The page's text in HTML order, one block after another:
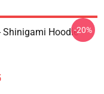
Shinigami Hoodie-20%